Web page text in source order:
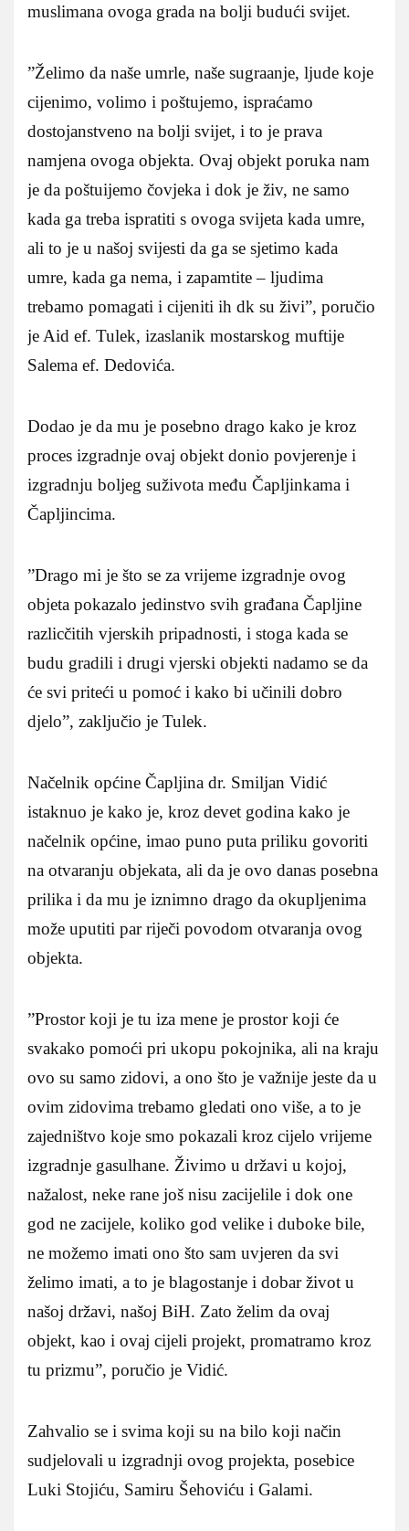
muslimana ovoga grada na bolji budući svijet.
”Želimo da naše umrle, naše sugraanje, ljude koje
cijenimo, volimo i poštujemo, ispraćamo
dostojanstveno na bolji svijet, i to je prava
namjena ovoga objekta. Ovaj objekt poruka nam
je da poštuijemo čovjeka i dok je živ, ne samo
kada ga treba ispratiti s ovoga svijeta kada umre,
ali to je u našoj svijesti da ga se sjetimo kada
umre, kada ga nema, i zapamtite – ljudima
trebamo pomagati i cijeniti ih dk su živi”, poručio
je Aid ef. Tulek, izaslanik mostarskog muftije
Salema ef. Dedovića.
Dodao je da mu je posebno drago kako je kroz
proces izgradnje ovaj objekt donio povjerenje i
izgradnju boljeg suživota među Čapljinkama i
Čapljincima.
”Drago mi je što se za vrijeme izgradnje ovog
objeta pokazalo jedinstvo svih građana Čapljine
razlicčitih vjerskih pripadnosti, i stoga kada se
budu gradili i drugi vjerski objekti nadamo se da
će svi priteći u pomoć i kako bi učinili dobro
djelo”, zaključio je Tulek.
Načelnik općine Čapljina dr. Smiljan Vidić
istaknuo je kako je, kroz devet godina kako je
načelnik općine, imao puno puta priliku govoriti
na otvaranju objekata, ali da je ovo danas posebna
prilika i da mu je iznimno drago da okupljenima
može uputiti par riječi povodom otvaranja ovog
objekta.
”Prostor koji je tu iza mene je prostor koji će
svakako pomoći pri ukopu pokojnika, ali na kraju
ovo su samo zidovi, a ono što je važnije jeste da u
ovim zidovima trebamo gledati ono više, a to je
zajedništvo koje smo pokazali kroz cijelo vrijeme
izgradnje gasulhane. Živimo u državi u kojoj,
nažalost, neke rane još nisu zacijelile i dok one
god ne zacijele, koliko god velike i duboke bile,
ne možemo imati ono što sam uvjeren da svi
želimo imati, a to je blagostanje i dobar život u
našoj državi, našoj BiH. Zato želim da ovaj
objekt, kao i ovaj cijeli projekt, promatramo kroz
tu prizmu”, poručio je Vidić.
Zahvalio se i svima koji su na bilo koji način
sudjelovali u izgradnji ovog projekta, posebice
Luki Stojiću, Samiru Šehoviću i Galami.